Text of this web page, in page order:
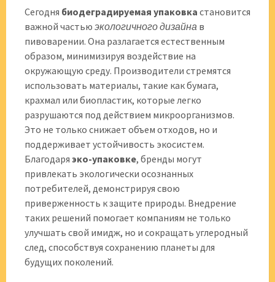
Сегодня биодеградируемая упаковка становится
важной частью экологичного дизайна в
пивоварении. Она разлагается естественным
образом, минимизируя воздействие на
окружающую среду. Производители стремятся
использовать материалы, такие как бумага,
крахмал или биопластик, которые легко
разрушаются под действием микроорганизмов.
Это не только снижает объем отходов, но и
поддерживает устойчивость экосистем.
Благодаря эко-упаковке, бренды могут
привлекать экологически осознанных
потребителей, демонстрируя свою
приверженность к защите природы. Внедрение
таких решений помогает компаниям не только
улучшать свой имидж, но и сокращать углеродный
след, способствуя сохранению планеты для
будущих поколений.